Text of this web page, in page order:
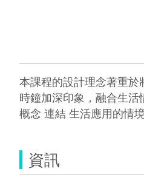
本課程的設計理念著重
時鐘加深印象，融合生
概念 連結 生活應用的情
資訊